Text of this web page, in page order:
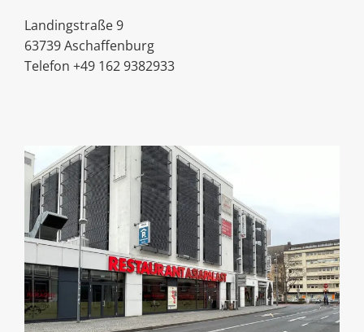
Landingstraße 9
63739 Aschaffenburg
Telefon +49 162 9382933